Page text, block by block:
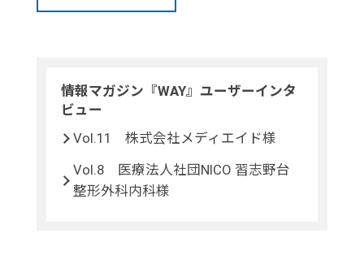
情報マガジン『WAY』ユーザーインタ
ビュー
Vol.11 株式会社メディエイド様
Vol.8 医療法人社団NICO 習志野台
整形外科内科様